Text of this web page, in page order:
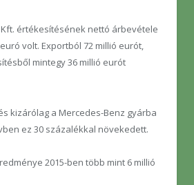
értékesítésének nettó árbevétele
volt. Exportból 72 millió eurót,
mintegy 36 millió eurót
kizárólag a Mercedes-Benz gyárba
ez 30 százalékkal növekedett.
2015-ben több mint 6 millió